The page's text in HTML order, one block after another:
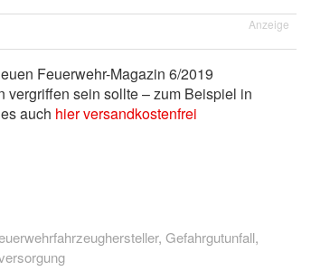
Anzeige
Feuerwehr-Magazin 6/2019
vergriffen sein sollte – zum Beispiel in
auch hier versandkostenfrei
, Gefahrgutunfall,